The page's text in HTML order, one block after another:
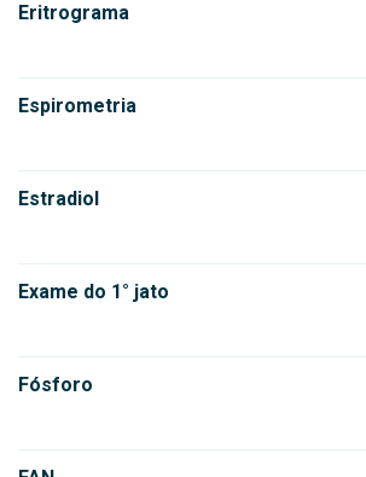
Eritrograma
Espirometria
Estradiol
Exame do 1° jato
Fósforo